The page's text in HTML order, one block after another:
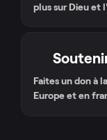
plus sur Dieu et
Faites un don à
Europe et en